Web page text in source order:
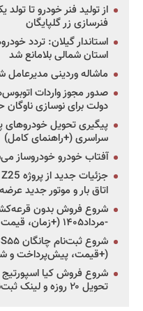
از تولید فنر خودرو تا
فنرسازی زر گلپایگان
استان شمالی بلامانع شد
ماشاله وردینی
دولت برای نوسازی
پیگیری تحویل خودروهای
سراسری (+راهنمای کامل)
آفتاب خودرو خودروساز
اتاق بار و موتور جدید
-مرداد۱۴۰۵ (+زمان، قیمت و شرایط فروش)
(+قیمت، پیش‌پرداخت و
تحویل ۲۰ روزه و لینک ثبت‌نام)